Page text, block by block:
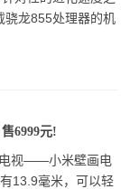
骁龙855处理器的机
6999元!
电视——小米壁画电
13.9毫米，可以轻